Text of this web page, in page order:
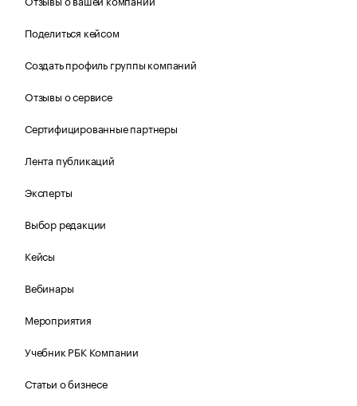
Поделиться кейсом
Создать профиль группы компаний
Отзывы о сервисе
Сертифицированные партнеры
Лента публикаций
Эксперты
Выбор редакции
Кейсы
Вебинары
Мероприятия
Учебник РБК Компании
Статьи о бизнесе